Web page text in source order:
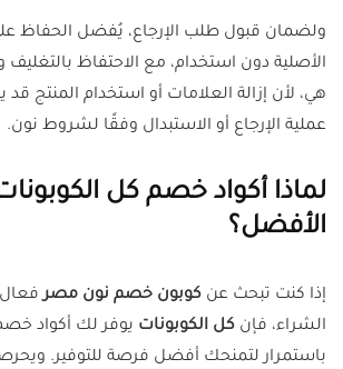
ولضمان قبول طلب الإرجاع، يُفضل الحفاظ على
الأصلية دون استخدام، مع الاحتفاظ
هي، لأن إزالة العلامات أو استخدام المنتج
عملية الإرجاع أو الاستبدال وفقًا لشروط نون.
لماذا أكواد خصم كل
الأفضل؟
إذا كنت تبحث عن كوبون خصم نون مصرفعال
الشراء، فإن كل الكوبونات يوفر لك أكواد
باستمرار لتمنحك أفضل فرصة للتوفير.